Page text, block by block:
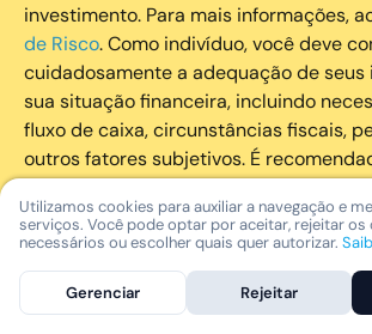
investimento. Para mais informações,
de Risco. Como indivíduo, você deve
cuidadosamente a adequação de seus
sua situação financeira, incluindo
fluxo de caixa, circunstâncias fiscais,
outros fatores subjetivos. É
utilize todos os recursos disponíveis
sobre investimentos de maneira geral
composição geral de seu portfólio.
legais relativas aos investimentos
Nomad devem ser obtidas pelos
Utilizamos cookies para auxiliar a navegação e
serviços. Você pode optar por aceitar, rejeitar os
necessários ou escolher quais quer autorizar.
Gerenciar Rejeitar